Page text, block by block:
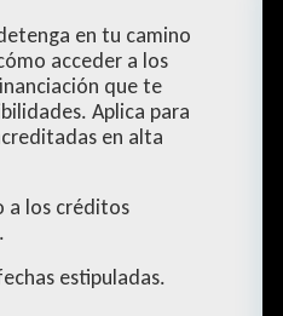
en tu camino
acceder a los
que te
Aplica para
en alta
a los créditos
estipuladas.